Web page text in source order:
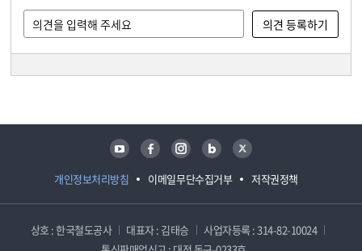
개인정보처리방침 이메일무단수집거부 저작권정책
유튜브 페이스북 인스타그램 블로그 트위터
상호 : 한국철도공사 대표자 : 김태승
사업자등록 : 314-82-10024